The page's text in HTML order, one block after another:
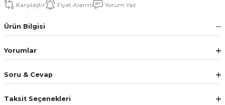
Karşılaştır Fiyat Alarmı Yorum Yaz
Ürün Bilgisi
Yorumlar
Soru & Cevap
Taksit Seçenekleri